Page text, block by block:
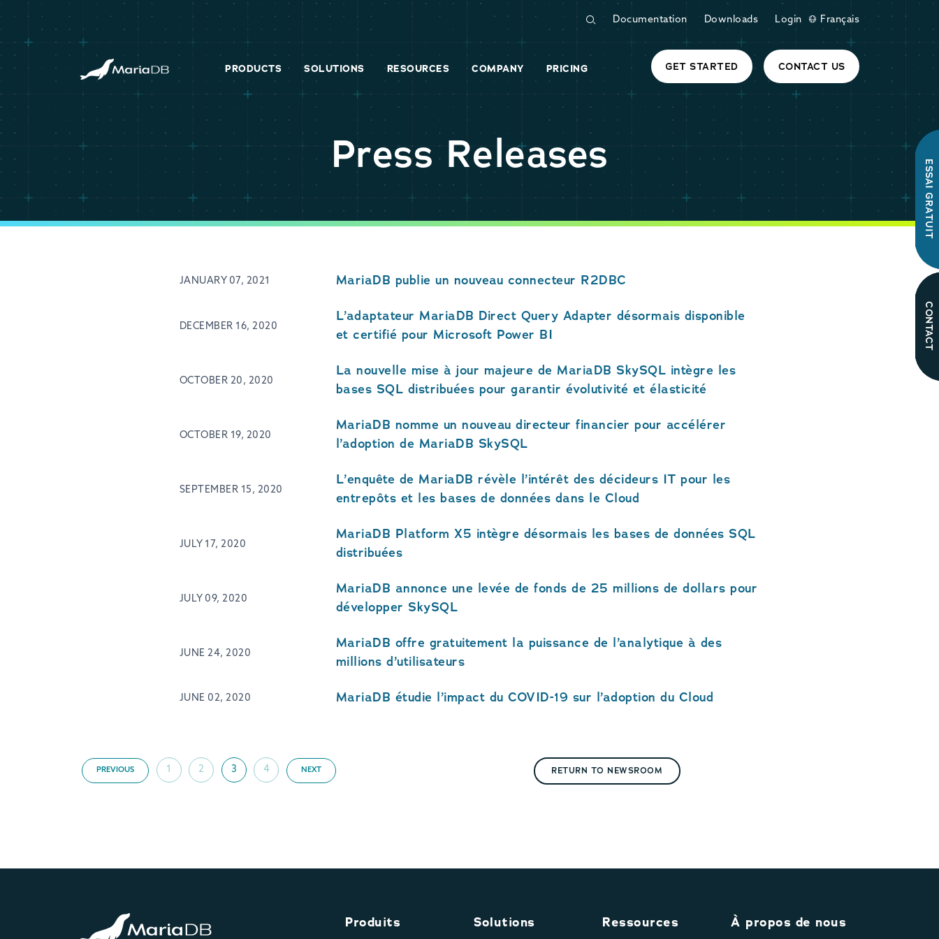
Documentation Downloads Login Français
PRODUCTS SOLUTIONS RESOURCES COMPANY PRICING GET STARTED CONTACT US
Press Releases
JANUARY 07, 2021 MariaDB publie un nouveau connecteur R2DBC
DECEMBER 16, 2020
L’adaptateur MariaDB Direct Query Adapter désormais disponible
et certifié pour Microsoft Power BI
OCTOBER 20, 2020
La nouvelle mise à jour majeure de MariaDB SkySQL intègre les
bases SQL distribuées pour garantir évolutivité et élasticité
OCTOBER 19, 2020
MariaDB nomme un nouveau directeur financier pour accélérer
l’adoption de MariaDB SkySQL
SEPTEMBER 15, 2020
L’enquête de MariaDB révèle l’intérêt des décideurs IT pour les
entrepôts et les bases de données dans le Cloud
JULY 17, 2020
MariaDB Platform X5 intègre désormais les bases de données SQL
distribuées
JULY 09, 2020
MariaDB annonce une levée de fonds de 25 millions de dollars pour
développer SkySQL
JUNE 24, 2020
MariaDB offre gratuitement la puissance de l’analytique à des
millions d’utilisateurs
JUNE 02, 2020 MariaDB étudie l’impact du COVID-19 sur l’adoption du Cloud
PREVIOUS 1 2 3 4 NEXT RETURN TO NEWSROOM
ESSAI GRATUIT
CONTACT
Produits Solutions Ressources À propos de nous